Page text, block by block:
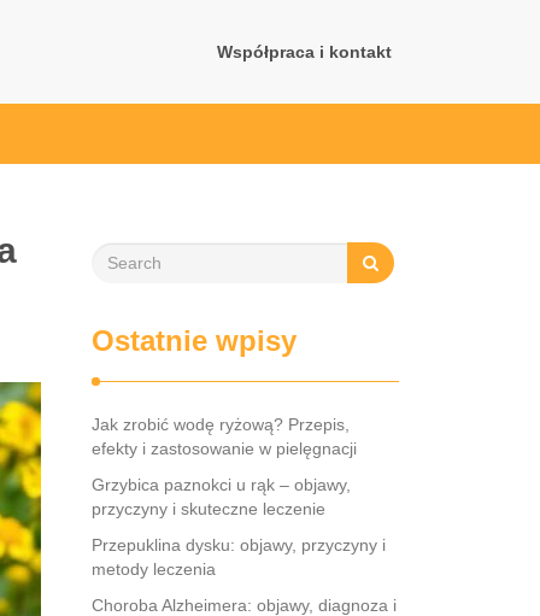
Współpraca i kontakt
Ostatnie wpisy
Jak zrobić wodę ryżową? Przepis,
efekty i zastosowanie w pielęgnacji
Grzybica paznokci u rąk – objawy,
przyczyny i skuteczne leczenie
Przepuklina dysku: objawy, przyczyny i
metody leczenia
Choroba Alzheimera: objawy, diagnoza i